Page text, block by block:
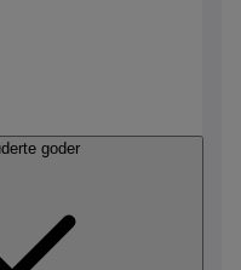
Se inkluderte goder